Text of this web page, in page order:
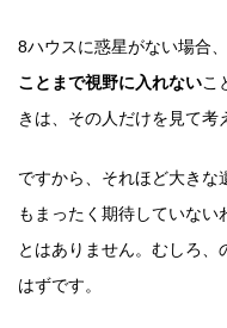
8ハウスに惑星がない場合
ことまで視野に入れないこ
きは、その人だけを見て考
ですから、それほど大きな
もまったく期待していない
とはありません。むしろ
はずです。